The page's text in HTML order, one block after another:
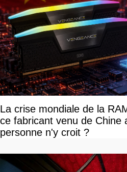
La crise mondiale de la
ce fabricant venu de Chine
personne n'y croit ?